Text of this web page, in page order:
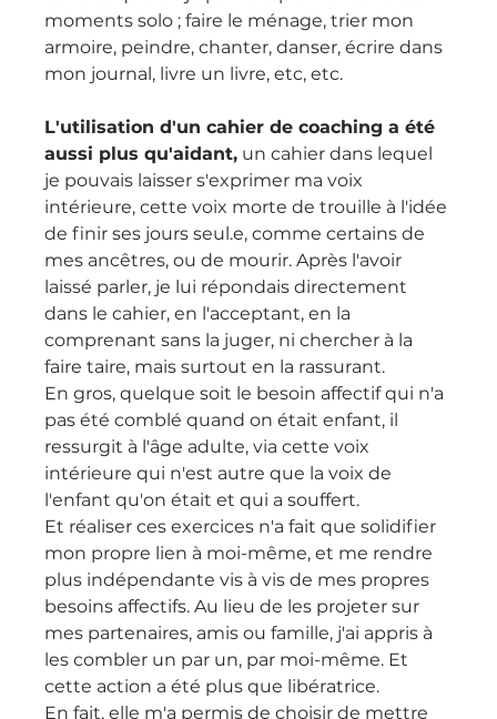
moments solo ; faire le ménage, trier mon
armoire, peindre, chanter, danser, écrire dans
mon journal, livre un livre, etc, etc.
L'utilisation d'un cahier de coaching a été
aussi plus qu'aidant, un cahier dans lequel
je pouvais laisser s'exprimer ma voix
intérieure, cette voix morte de trouille à l'idée
de finir ses jours seul.e, comme certains de
mes ancêtres, ou de mourir. Après l'avoir
laissé parler, je lui répondais directement
dans le cahier, en l'acceptant, en la
comprenant sans la juger, ni chercher à la
faire taire, mais surtout en la rassurant.
En gros, quelque soit le besoin affectif qui n'a
pas été comblé quand on était enfant, il
ressurgit à l'âge adulte, via cette voix
intérieure qui n'est autre que la voix de
l'enfant qu'on était et qui a souffert.
Et réaliser ces exercices n'a fait que solidifier
mon propre lien à moi-même, et me rendre
plus indépendante vis à vis de mes propres
besoins affectifs. Au lieu de les projeter sur
mes partenaires, amis ou famille, j'ai appris à
les combler un par un, par moi-même. Et
cette action a été plus que libératrice.
En fait, elle m'a permis de choisir de mettre